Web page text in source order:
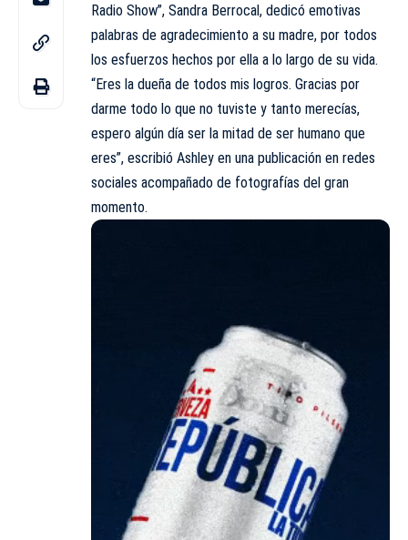
Radio Show”, Sandra Berrocal, dedicó emotivas
palabras de agradecimiento a su madre, por todos
los esfuerzos hechos por ella a lo largo de su vida.
“Eres la dueña de todos mis logros. Gracias por
darme todo lo que no tuviste y tanto merecías,
espero algún día ser la mitad de ser humano que
eres”, escribió Ashley en una publicación en redes
sociales acompañado de fotografías del gran
momento.